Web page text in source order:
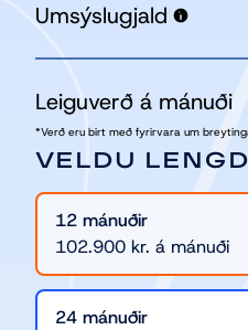
VELDU
12 mánuðir
102.900 kr. á mánuði
24 mánuðir
Umsýslugjald
Leiguverð á mánuði
*Verð eru birt með fyrirvara um